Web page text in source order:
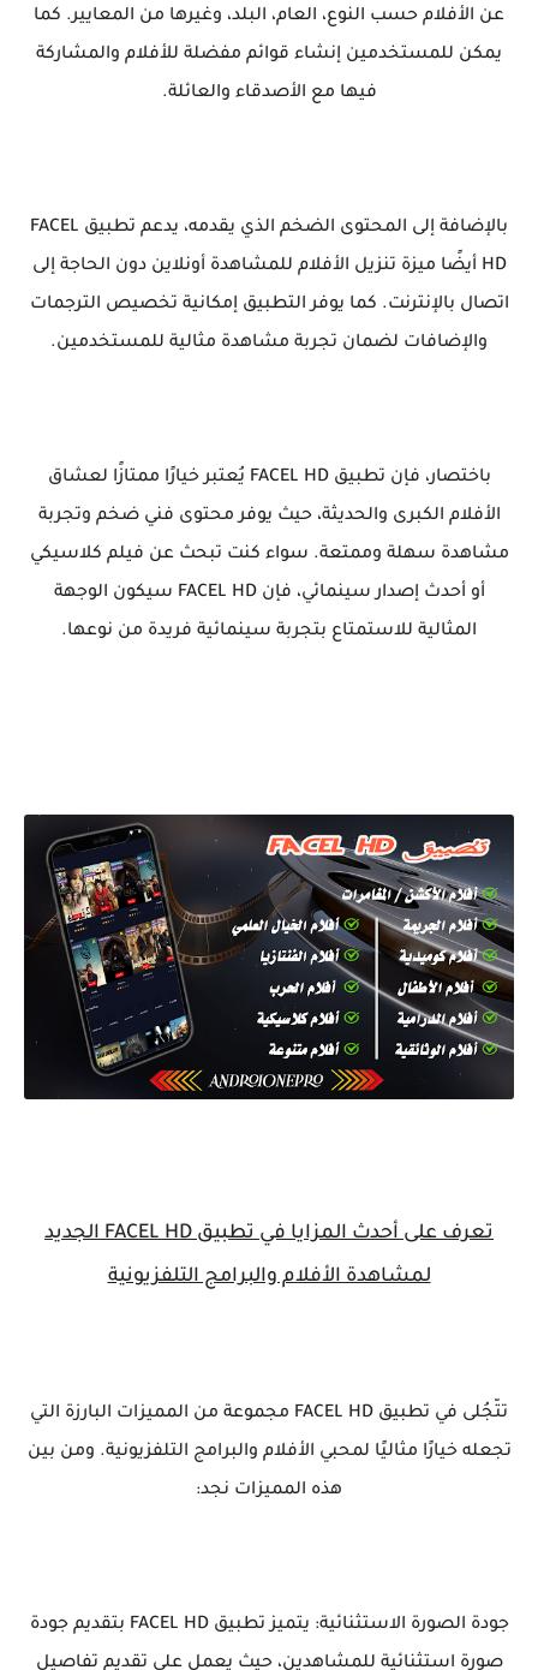
عن الأفلام حسب النوع، العام، البلد، وغيرها من المعايير. كما
يمكن للمستخدمين إنشاء قوائم مفضلة للأفلام والمشاركة
فيها مع الأصدقاء والعائلة.
بالإضافة إلى المحتوى الضخم الذي يقدمه، يدعم تطبيق FACEL
HD أيضًا ميزة تنزيل الأفلام للمشاهدة أونلاين دون الحاجة إلى
اتصال بالإنترنت. كما يوفر التطبيق إمكانية تخصيص الترجمات
والإضافات لضمان تجربة مشاهدة مثالية للمستخدمين.
باختصار، فإن تطبيق FACEL HD يُعتبر خيارًا ممتازًا لعشاق
الأفلام الكبرى والحديثة، حيث يوفر محتوى فني ضخم وتجربة
مشاهدة سهلة وممتعة. سواء كنت تبحث عن فيلم كلاسيكي
أو أحدث إصدار سينمائي، فإن FACEL HD سيكون الوجهة
المثالية للاستمتاع بتجربة سينمائية فريدة من نوعها.
تعرف على أحدث المزايا في تطبيق FACEL HD الجديد
لمشاهدة الأفلام والبرامج التلفزيونية
تتّجُلى في تطبيق FACEL HD مجموعة من المميزات البارزة التي
تجعله خيارًا مثاليًا لمحبي الأفلام والبرامج التلفزيونية. ومن بين
هذه المميزات نجد:
جودة الصورة الاستثنائية: يتميز تطبيق FACEL HD بتقديم جودة
صورة استثنائية للمشاهدين، حيث يعمل على تقديم تفاصيل